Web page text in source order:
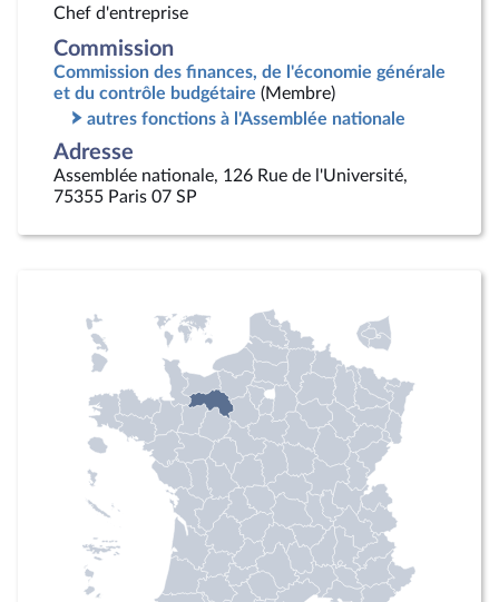
Chef d'entreprise
Commission
Commission des finances, de l'économie générale
et du contrôle budgétaire (Membre)
autres fonctions à l'Assemblée nationale
Adresse
Assemblée nationale, 126 Rue de l'Université,
75355 Paris 07 SP